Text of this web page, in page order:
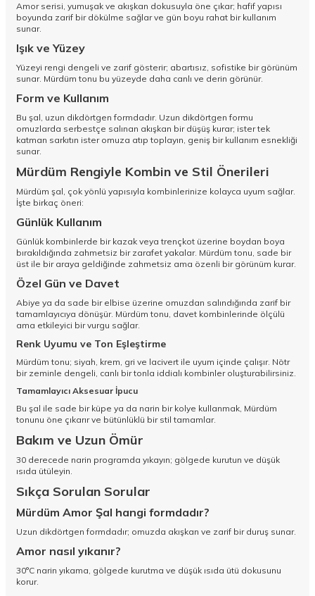
Amor serisi, yumuşak ve akışkan dokusuyla öne çıkar; hafif yapısı
boyunda zarif bir dökülme sağlar ve gün boyu rahat bir kullanım
sunar.
Işık ve Yüzey
Yüzeyi rengi dengeli ve zarif gösterir; abartısız, sofistike bir görünüm
sunar. Mürdüm tonu bu yüzeyde daha canlı ve derin görünür.
Form ve Kullanım
Bu şal, uzun dikdörtgen formdadır. Uzun dikdörtgen formu
omuzlarda serbestçe salınan akışkan bir düşüş kurar; ister tek
katman sarkıtın ister omuza atıp toplayın, geniş bir kullanım esnekliği
sunar.
Mürdüm Rengiyle Kombin ve Stil Önerileri
Mürdüm şal, çok yönlü yapısıyla kombinlerinize kolayca uyum sağlar.
İşte birkaç öneri:
Günlük Kullanım
Günlük kombinlerde bir kazak veya trençkot üzerine boydan boya
bırakıldığında zahmetsiz bir zarafet yakalar. Mürdüm tonu, sade bir
üst ile bir araya geldiğinde zahmetsiz ama özenli bir görünüm kurar.
Özel Gün ve Davet
Abiye ya da sade bir elbise üzerine omuzdan salındığında zarif bir
tamamlayıcıya dönüşür. Mürdüm tonu, davet kombinlerinde ölçülü
ama etkileyici bir vurgu sağlar.
Renk Uyumu ve Ton Eşleştirme
Mürdüm tonu; siyah, krem, gri ve lacivert ile uyum içinde çalışır. Nötr
bir zeminle dengeli, canlı bir tonla iddialı kombinler oluşturabilirsiniz.
Tamamlayıcı Aksesuar İpucu
Bu şal ile sade bir küpe ya da narin bir kolye kullanmak, Mürdüm
tonunu öne çıkarır ve bütünlüklü bir stil tamamlar.
Bakım ve Uzun Ömür
30 derecede narin programda yıkayın; gölgede kurutun ve düşük
ısıda ütüleyin.
Sıkça Sorulan Sorular
Mürdüm Amor Şal hangi formdadır?
Uzun dikdörtgen formdadır; omuzda akışkan ve zarif bir duruş sunar.
Amor nasıl yıkanır?
30°C narin yıkama, gölgede kurutma ve düşük ısıda ütü dokusunu
korur.